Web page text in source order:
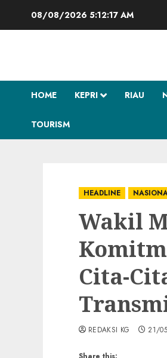
08/08/2026 5:12:19 AM
HOME KEPRI RIAU
TOURISM
HEADLINE
Wakil
Cita-
REDAKSI KG 21/